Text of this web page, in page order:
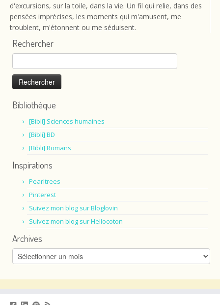
d'excursions, sur la toile, dans la vie. Un fil qui relie, dans des
pensées imprécises, les moments qui m'amusent, me
troublent, m'étonnent ou me séduisent.
Rechercher
Rechercher :
Bibliothèque
[Bibli] Sciences humaines
[Bibli] BD
[Bibli] Romans
Inspirations
Pearltrees
Pinterest
Suivez mon blog sur Bloglovin
Suivez mon blog sur Hellocoton
Archives
Archives